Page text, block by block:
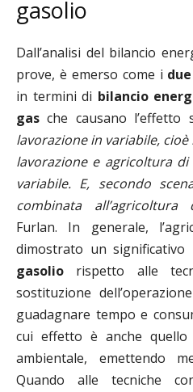
gasolio
Dall’analisi del bilancio
prove, è emerso come i
in termini di bilancio
gasche causano
lavorazione in variabile,
lavorazione e agricoltura
variabile. E, secondo
combinata all’agricoltura
Furlan. In generale,
dimostrato un significativo
gasolio rispetto alle
sostituzione
guadagnare tempo e
cui effetto è anche
ambientale, emettendo
Quando alle tecniche